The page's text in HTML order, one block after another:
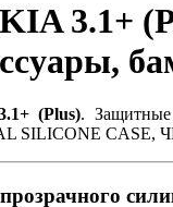
3.1+
(Plus). Защитные
SILICONE